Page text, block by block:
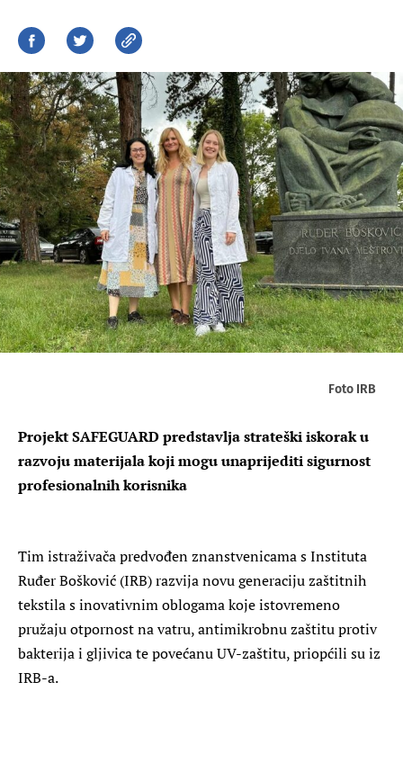
Foto IRB
Projekt SAFEGUARD predstavlja strateški iskorak u
razvoju materijala koji mogu unaprijediti sigurnost
profesionalnih korisnika
Tim istraživača predvođen znanstvenicama s Instituta
Ruđer Bošković (IRB) razvija novu generaciju zaštitnih
tekstila s inovativnim oblogama koje istovremeno
pružaju otpornost na vatru, antimikrobnu zaštitu protiv
bakterija i gljivica te povećanu UV-zaštitu, priopćili su iz
IRB-a.